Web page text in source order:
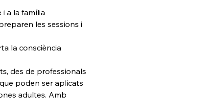
a la família
les sessions i
la consciència
des de professionals
poden ser aplicats
adultes. Amb